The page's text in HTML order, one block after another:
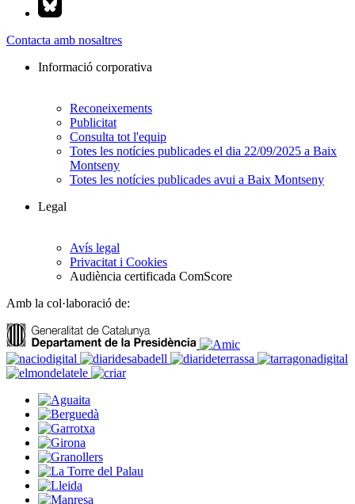
Contacta amb nosaltres
Informació corporativa
Reconeixements
Publicitat
Consulta tot l'equip
Totes les notícies publicades el dia 22/09/2025 a Baix
Montseny
Totes les notícies publicades avui a Baix Montseny
Legal
Avís legal
Privacitat i Cookies
Audiència certificada ComScore
Amb la col·laboració de: